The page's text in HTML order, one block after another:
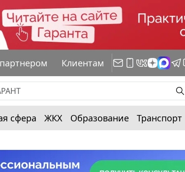
Клиентам
сфера ЖКХ Образование Транспорт